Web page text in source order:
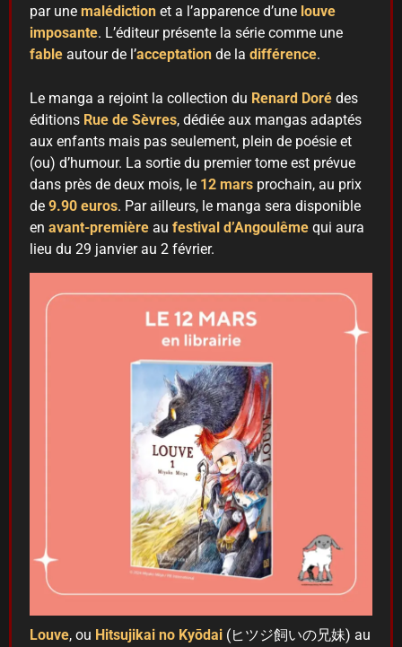
par une malédiction et a l’apparence d’une louve
imposante. L’éditeur présente la série comme une
fable autour de l’acceptation de la différence.
Le manga a rejoint la collection du Renard Doré des
éditions Rue de Sèvres, dédiée aux mangas adaptés
aux enfants mais pas seulement, plein de poésie et
(ou) d’humour. La sortie du premier tome est prévue
dans près de deux mois, le 12 mars prochain, au prix
de 9.90 euros. Par ailleurs, le manga sera disponible
en avant-première au festival d’Angoulême qui aura
lieu du 29 janvier au 2 février.
Louve, ou Hitsujikai no Kyōdai (ヒツジ飼いの兄妹) au